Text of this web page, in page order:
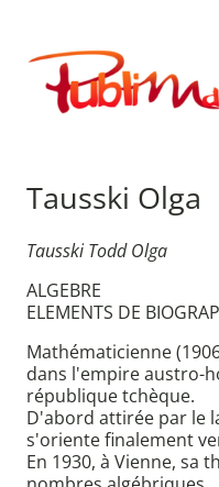
contenu
Publimath
Tausski Olga
Tausski Todd Olga
ALGEBRE
ELEMENTS DE
Mathématicienne
dans l'empire austro-
république tchèque.
D'abord attirée par le
s'oriente finalement
En 1930, à Vienne, sa